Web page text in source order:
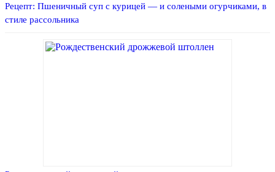
Рецепт: Пшеничный суп с курицей — и солеными огурчиками, в
стиле рассольника